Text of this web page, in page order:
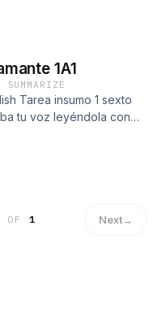
1A1
SUMMARIZE
Tarea insumo 1 sexto
tu voz leyéndola con
La rima puede tener
o una nueva
OF 1 Next→